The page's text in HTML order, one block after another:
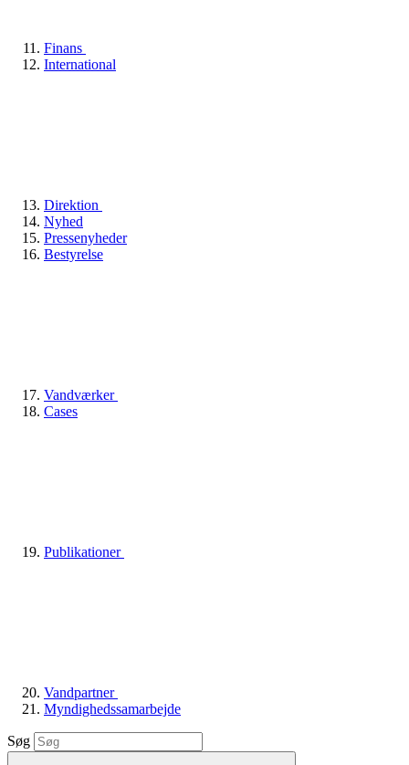
Finans
International
Direktion
Nyhed
Pressenyheder
Bestyrelse
Vandværker
Cases
Publikationer
Vandpartner
Myndighedssamarbejde
Søg